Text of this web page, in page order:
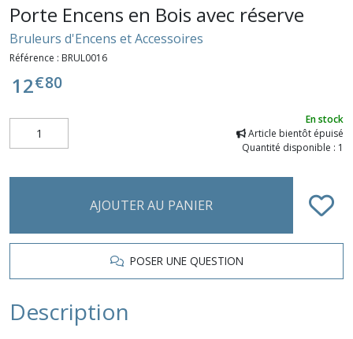
Porte Encens en Bois avec réserve
Bruleurs d'Encens et Accessoires
Référence : BRUL0016
12€80
En stock
Article bientôt épuisé
Quantité disponible : 1
AJOUTER AU PANIER
POSER UNE QUESTION
Description